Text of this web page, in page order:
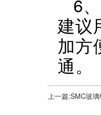
建议
加方
通。
上一篇:SMC玻